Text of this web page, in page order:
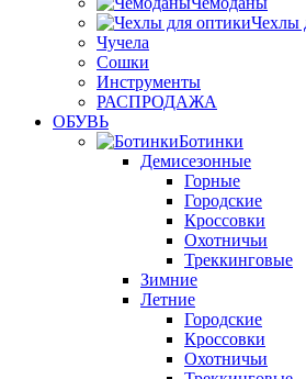
Чехлы
Чучела
Сошки
Инструменты
РАСПРОДАЖА
ОБУВЬ
Ботинки
Демисезонные
Горные
Городские
Кроссовки
Охотничьи
Треккинговые
Зимние
Летние
Городские
Кроссовки
Охотничьи